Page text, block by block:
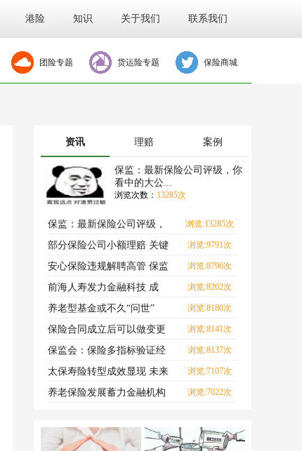
港险 知识 关于我们 联系我们
团险专题 货运险专题 保险商城
资讯 理赔 案例
保监：最新保险公司评级，你
看中的大公...
浏览次数： 13285次
保监：最新保险公司评级，
你看中的大公司出事了.
浏览:13285次
部分保险公司小额理赔 关键
指标不达标
浏览:9791次
安心保险违规解聘高管 保监
会下达整改令
浏览:8796次
前海人寿发力金融科技 成
2017年广东自主创新示范
浏览:8202次
养老型基金或不久“问世” 浏览:8180次
保险合同成立后可以做变更
吗？
浏览:8141次
保监会：保险多指标验证经
济回暖
浏览:8137次
太保寿险转型成效显现 未来
可释放利润逾2100亿
浏览:7107次
养老保险发展蓄力金融机构
浏览:7022次